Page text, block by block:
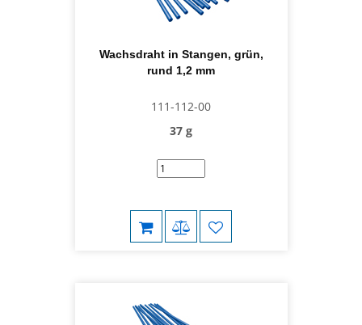
Wachsdraht in Stangen, grün,
rund 1,2 mm
111-112-00
37 g